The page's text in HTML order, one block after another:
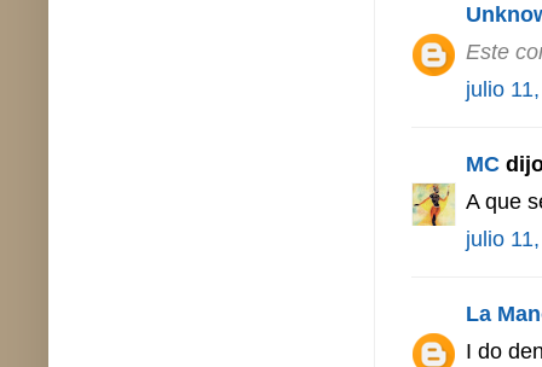
Este
julio
MC
A que
julio
La
I do